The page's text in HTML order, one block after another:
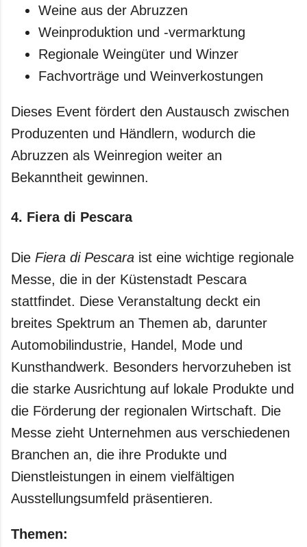
Weine aus der Abruzzen
Weinproduktion und -vermarktung
Regionale Weingüter und Winzer
Fachvorträge und Weinverkostungen
Dieses Event fördert den Austausch zwischen
Produzenten und Händlern, wodurch die
Abruzzen als Weinregion weiter an
Bekanntheit gewinnen.
4. Fiera di Pescara
Die Fiera di Pescara ist eine wichtige regionale
Messe, die in der Küstenstadt Pescara
stattfindet. Diese Veranstaltung deckt ein
breites Spektrum an Themen ab, darunter
Automobilindustrie, Handel, Mode und
Kunsthandwerk. Besonders hervorzuheben ist
die starke Ausrichtung auf lokale Produkte und
die Förderung der regionalen Wirtschaft. Die
Messe zieht Unternehmen aus verschiedenen
Branchen an, die ihre Produkte und
Dienstleistungen in einem vielfältigen
Ausstellungsumfeld präsentieren.
Themen: